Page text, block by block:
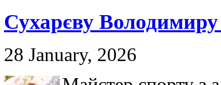
Сухарєву
28 January, 2026